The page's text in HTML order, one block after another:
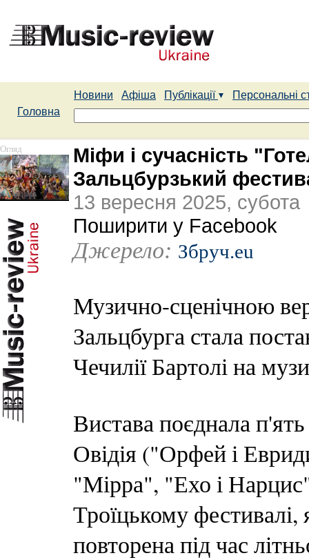
Новини Афіша Публікації
Персональні
Головна
Огляд
Міфи і сучасність
Зальцбурзький
13 вересня 2025, субота
Поширити у Facebook
Джерело: Збруч.eu
Музично-сценічною
Зальцбурга стала
Чечилії Бартолі на
Вистава поєднала
Овідія ("Орфей і
"Мірра", "Ехо і
Троїцькому фестивалі,
повторена під час